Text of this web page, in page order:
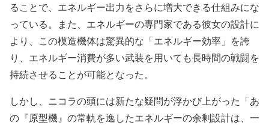
ることで、エネルギー出力をさらに増大できる仕組みにな
っている。また、エネルギーの専門家である彼女の設計に
より、この模造機体は驚異的な「エネルギー効率」を誇
り、エネルギー消費が多い武装を用いても長時間の戦闘を
持続させることが可能となった。
しかし、ニコラの頭には新たな疑問が浮かび上がった「あ
の『原型機』の常軌を逸したエネルギーの余剰設計は、一